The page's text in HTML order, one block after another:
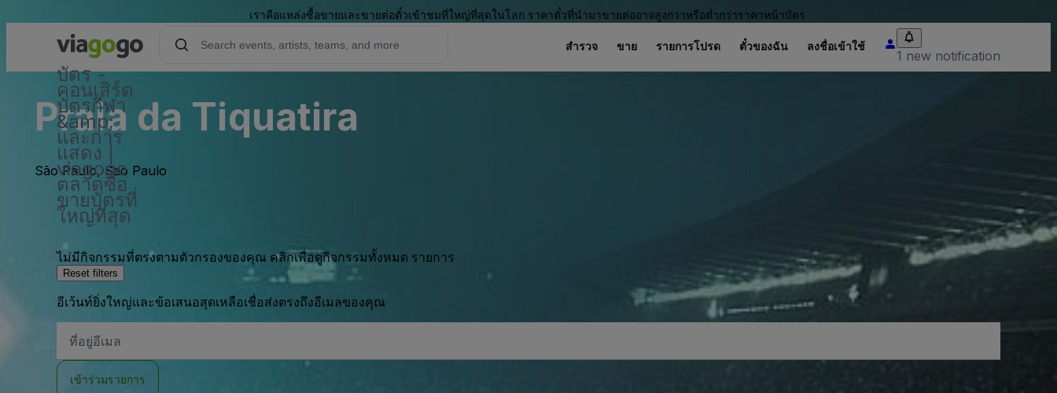
เราคือแหล่งซื้อขายและขายต่อตั๋วเข้าชมที่ใหญ่ที่สุดในโลก ราคาตั๋วที่นำมาขายต่ออาจสูงกว่าหรือต่ำกว่าราคาหน้าบัตร
บัตร -
คอนเสิร์ต
บัตรกีฬา
&amp;
และการ
แสดง |
viagogo
ตลาดซื้อ
ขายบัตรที่
ใหญ่ที่สุด
สำรวจ ขาย รายการโปรด ตั๋วของฉัน ลงชื่อเข้าใช้
1 new notification
Praia da Tiquatira
São Paulo, Sao Paulo
ไม่มีกิจกรรมที่ตรงตามตัวกรองของคุณ คลิกเพื่อดูกิจกรรมทั้งหมด รายการ
Reset filters
อีเว้นท์ยิ่งใหญ่และข้อเสนอสุดเหลือเชื่อส่งตรงถึงอีเมลของคุณ
อยู่
เข้าร่วมรายการ